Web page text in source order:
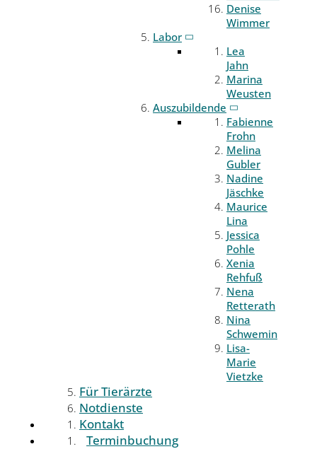
Denise
Wimmer
Labor
Lea
Jahn
Marina
Weusten
Auszubildende
Fabienne
Frohn
Melina
Gubler
Nadine
Jäschke
Maurice
Lina
Jessica
Pohle
Xenia
Rehfuß
Nena
Retterath
Nina
Schwemin
Lisa-
Marie
Vietzke
Für Tierärzte
Notdienste
Kontakt
Terminbuchung